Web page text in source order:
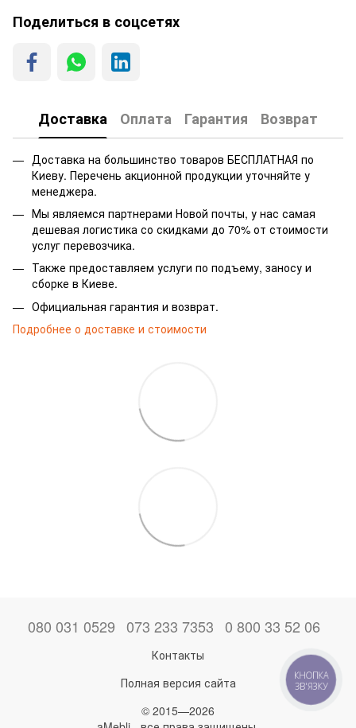
Поделиться в соцсетях
Доставка Оплата Гарантия Возврат
Доставка на большинство товаров БЕСПЛАТНАЯ по
Киеву. Перечень акционной продукции уточняйте у
менеджера.
Мы являемся партнерами Новой почты, у нас самая
дешевая логистика со скидками до 70% от стоимости
услуг перевозчика.
Также предоставляем услуги по подъему, заносу и
сборке в Киеве.
Официальная гарантия и возврат.
Подробнее о доставке и стоимости
080 031 0529 073 233 7353 0 800 33 52 06
Контакты
Полная версия сайта
© 2015—2026
КНОПКА
ЗВ'ЯЗКУ